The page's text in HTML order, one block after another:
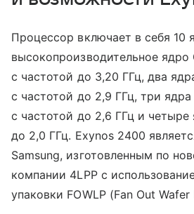
Процессор включает в себя 10
высокопроизводительное
с частотой до 3,20 ГГц, два
с частотой до 2,9 ГГц, три
с частотой до 2,6 ГГц и
до 2,0 ГГц. Exynos 2400
Samsung, изготовленным по
компании 4LPP с
упаковки FOWLP (Fan Out